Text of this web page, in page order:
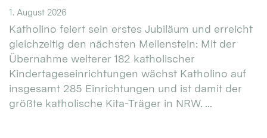
1. August 2026
Katholino feiert sein erstes Jubiläum und erreicht
gleichzeitig den nächsten Meilenstein: Mit der
Übernahme weiterer 182 katholischer
Kindertageseinrichtungen wächst Katholino auf
insgesamt 285 Einrichtungen und ist damit der
größte katholische Kita-Träger in NRW. ...